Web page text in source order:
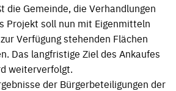
die Gemeinde, die Verhandlungen
Projekt soll nun mit Eigenmitteln
Verfügung stehenden Flächen
Das langfristige Ziel des Ankaufes
weiterverfolgt.
der Bürgerbeteiligungen der